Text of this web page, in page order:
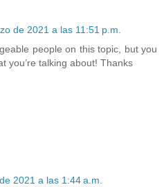
de 2021 a las 11:51 p.m.
people on this topic, but you
you’re talking about! Thanks
2021 a las 1:44 a.m.